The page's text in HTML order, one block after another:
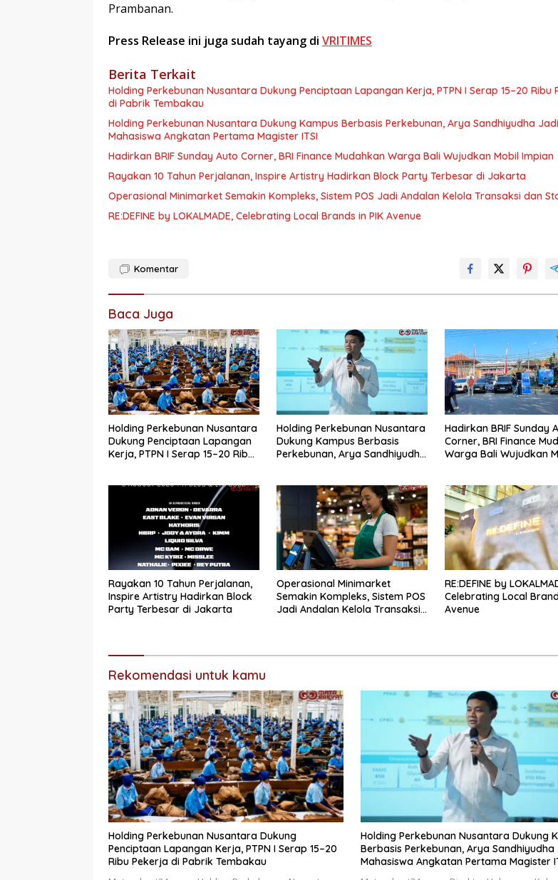
Prambanan.
Press Release ini juga sudah tayang di VRITIMES
Berita Terkait
Holding Perkebunan Nusantara Dukung Penciptaan Lapangan Kerja, PTPN I Serap 15–20 Ribu
di Pabrik Tembakau
Holding Perkebunan Nusantara Dukung Kampus Berbasis Perkebunan, Arya Sandhiyudha Jadi
Mahasiswa Angkatan Pertama Magister ITSI
Hadirkan BRIF Sunday Auto Corner, BRI Finance Mudahkan Warga Bali Wujudkan Mobil Impian
Rayakan 10 Tahun Perjalanan, Inspire Artistry Hadirkan Block Party Terbesar di Jakarta
Operasional Minimarket Semakin Kompleks, Sistem POS Jadi Andalan Kelola Transaksi dan
RE:DEFINE by LOKALMADE, Celebrating Local Brands in PIK Avenue
Komentar
Baca Juga
Holding Perkebunan Nusantara
Dukung Penciptaan Lapangan
Kerja, PTPN I Serap 15–20 Ribu
Holding Perkebunan Nusantara
Dukung Kampus Berbasis
Perkebunan, Arya Sandhiyudha
Hadirkan BRIF Sunday
Corner, BRI Finance
Warga Bali Wujudkan
Rayakan 10 Tahun Perjalanan,
Inspire Artistry Hadirkan Block
Party Terbesar di Jakarta
Operasional Minimarket
Semakin Kompleks, Sistem POS
Jadi Andalan Kelola Transaksi
RE:DEFINE by
Celebrating Local
Avenue
Rekomendasi untuk kamu
Holding Perkebunan Nusantara Dukung
Penciptaan Lapangan Kerja, PTPN I Serap 15–20
Ribu Pekerja di Pabrik Tembakau
Holding Perkebunan Nusantara Dukung
Berbasis Perkebunan, Arya Sandhiyudha
Mahasiswa Angkatan Pertama Magister